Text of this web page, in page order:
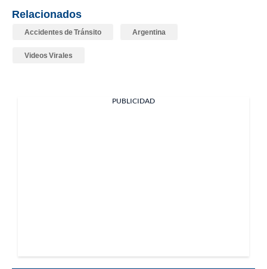
Relacionados
Accidentes de Tránsito Argentina
Videos Virales
PUBLICIDAD